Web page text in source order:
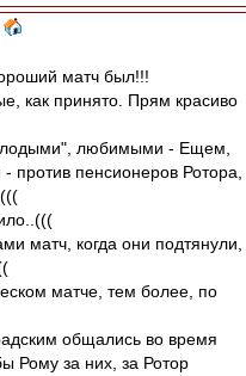
матч был!!!
как принято. Прям красиво
любимыми - Ещем,
пенсионеров Ротора,
матч, когда они подтянули,
матче, тем более, по
общались во время
Рому за них, за Ротор